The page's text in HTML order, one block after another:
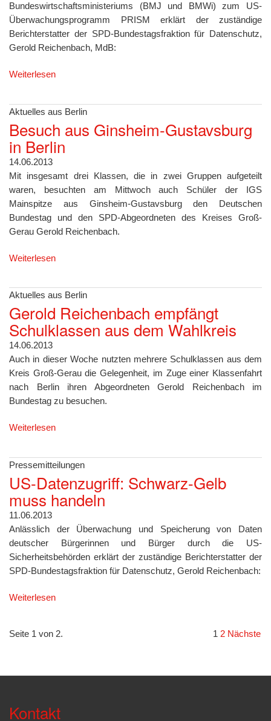
Bundeswirtschaftsministeriums (BMJ und BMWi) zum US-
Überwachungsprogramm PRISM erklärt der zuständige
Berichterstatter der SPD-Bundestagsfraktion für Datenschutz,
Gerold Reichenbach, MdB:
Weiterlesen
Aktuelles aus Berlin
Besuch aus Ginsheim-Gustavsburg
in Berlin
14.06.2013
Mit insgesamt drei Klassen, die in zwei Gruppen aufgeteilt
waren, besuchten am Mittwoch auch Schüler der IGS
Mainspitze aus Ginsheim-Gustavsburg den Deutschen
Bundestag und den SPD-Abgeordneten des Kreises Groß-
Gerau Gerold Reichenbach.
Weiterlesen
Aktuelles aus Berlin
Gerold Reichenbach empfängt
Schulklassen aus dem Wahlkreis
14.06.2013
Auch in dieser Woche nutzten mehrere Schulklassen aus dem
Kreis Groß-Gerau die Gelegenheit, im Zuge einer Klassenfahrt
nach Berlin ihren Abgeordneten Gerold Reichenbach im
Bundestag zu besuchen.
Weiterlesen
Pressemitteilungen
US-Datenzugriff: Schwarz-Gelb
muss handeln
11.06.2013
Anlässlich der Überwachung und Speicherung von Daten
deutscher Bürgerinnen und Bürger durch die US-
Sicherheitsbehörden erklärt der zuständige Berichterstatter der
SPD-Bundestagsfraktion für Datenschutz, Gerold Reichenbach:
Weiterlesen
Seite 1 von 2. 1 2 Nächste
Kontakt